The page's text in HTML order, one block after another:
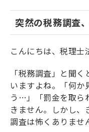
突然の税務調査
こんにちは、税理士
「税務調査」と聞
いますよね。「何か
う…」「罰金を取ら
きません。しかし
調査は怖くありませ